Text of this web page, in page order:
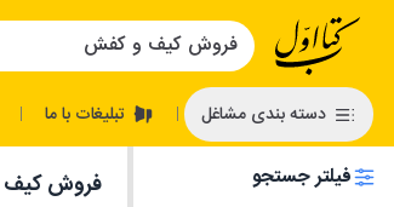
دسته بندی مشاغل | تبلیغات با ما |
فیلتر جستجو فروش